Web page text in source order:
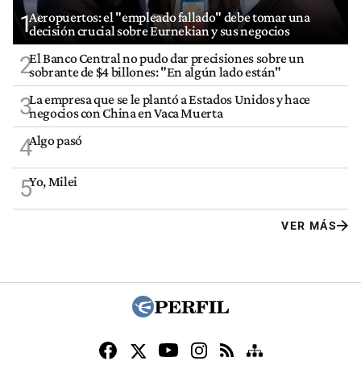
1Aeropuertos: el "empleado fallado" debe tomar una
decisión crucial sobre Eurnekian y sus negocios
2El Banco Central no pudo dar precisiones sobre un
sobrante de $4 billones: "En algún lado están"
3La empresa que se le plantó a Estados Unidos y hace
negocios con China en Vaca Muerta
4Algo pasó
5Yo, Milei
VER MÁS